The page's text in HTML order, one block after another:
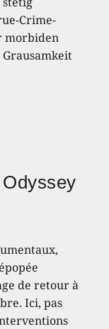
Crime-
morbiden
Grausamkeit
de retour à
Ici, pas